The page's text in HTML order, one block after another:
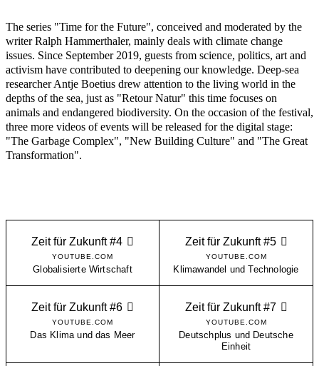
The series "Time for the Future", conceived and moderated by the
writer Ralph Hammerthaler, mainly deals with climate change
issues. Since September 2019, guests from science, politics, art and
activism have contributed to deepening our knowledge. Deep-sea
researcher Antje Boetius drew attention to the living world in the
depths of the sea, just as "Retour Natur" this time focuses on
animals and endangered biodiversity. On the occasion of the festival,
three more videos of events will be released for the digital stage:
"The Garbage Complex", "New Building Culture" and "The Great
Transformation".
Zeit für Zukunft #4
YOUTUBE.COM
Globalisierte Wirtschaft
Zeit für Zukunft #5
YOUTUBE.COM
Klimawandel und Technologie
Zeit für Zukunft #6
YOUTUBE.COM
Das Klima und das Meer
Zeit für Zukunft #7
YOUTUBE.COM
Deutschplus und Deutsche
Einheit